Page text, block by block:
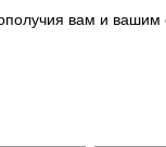
вам и вашим